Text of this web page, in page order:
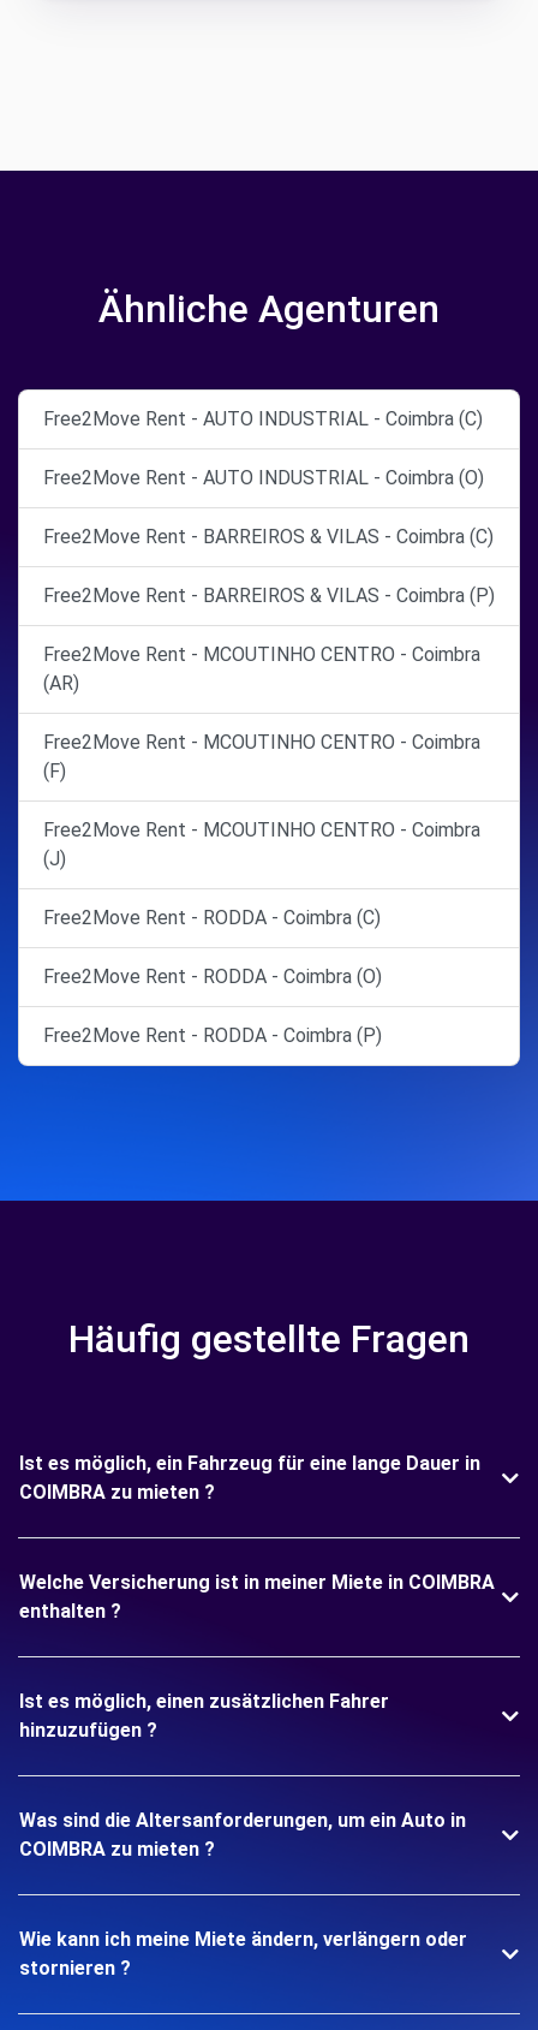
Ähnliche Agenturen
Free2Move Rent - AUTO INDUSTRIAL - Coimbra (C)
Free2Move Rent - AUTO INDUSTRIAL - Coimbra (O)
Free2Move Rent - BARREIROS & VILAS - Coimbra (C)
Free2Move Rent - BARREIROS & VILAS - Coimbra (P)
Free2Move Rent - MCOUTINHO CENTRO - Coimbra
(AR)
Free2Move Rent - MCOUTINHO CENTRO - Coimbra
(F)
Free2Move Rent - MCOUTINHO CENTRO - Coimbra
(J)
Free2Move Rent - RODDA - Coimbra (C)
Free2Move Rent - RODDA - Coimbra (O)
Free2Move Rent - RODDA - Coimbra (P)
Häufig gestellte Fragen
Ist es möglich, ein Fahrzeug für eine lange Dauer in
COIMBRA zu mieten ?
Welche Versicherung ist in meiner Miete in COIMBRA
enthalten ?
Ist es möglich, einen zusätzlichen Fahrer
hinzuzufügen ?
Was sind die Altersanforderungen, um ein Auto in
COIMBRA zu mieten ?
Wie kann ich meine Miete ändern, verlängern oder
stornieren ?